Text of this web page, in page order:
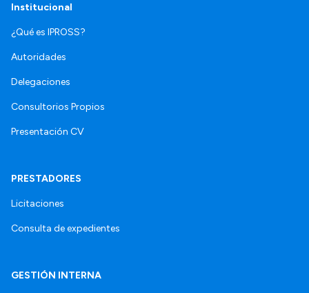
Institucional
¿Qué es IPROSS?
Autoridades
Delegaciones
Consultorios Propios
Presentación CV
PRESTADORES
Licitaciones
Consulta de expedientes
GESTIÓN INTERNA